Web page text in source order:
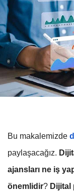
Bu makalemizde
paylaşacağız.
ajansları ne iş
önemlidir? Dijital